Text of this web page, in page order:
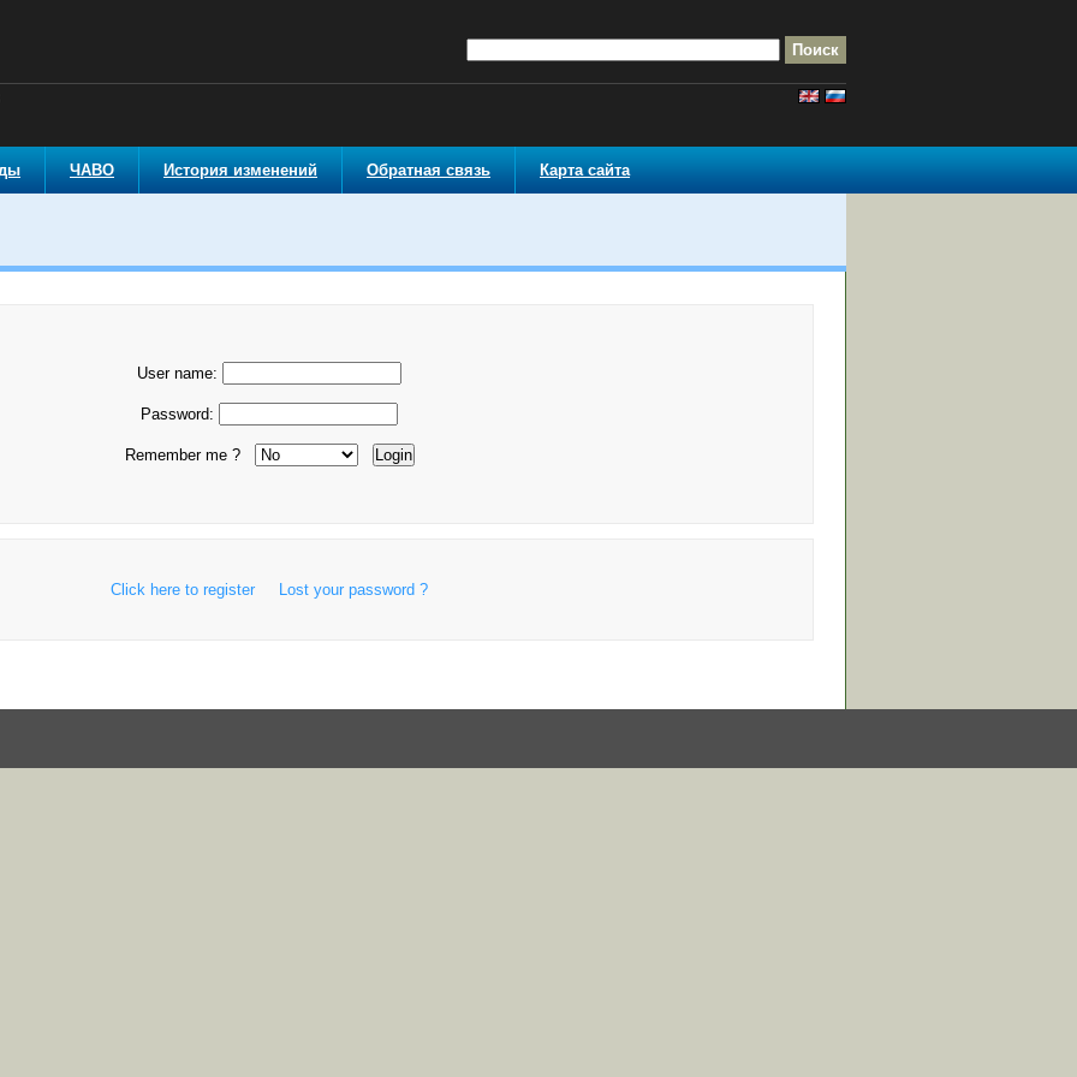
ЧАВО История изменений Обратная связь Карта сайта
User name:
Password:
Remember me ?
Click here to register Lost your password ?